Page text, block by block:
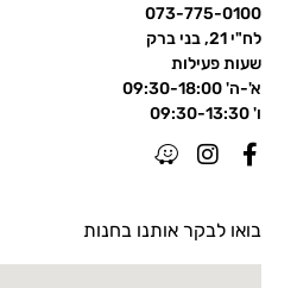
073-775-0100
לח"י 21, בני ברק
שעות פעילות
א'-ה' 09:30-18:00
ו' 09:30-13:30
בואו לבקר אותנו בחנות